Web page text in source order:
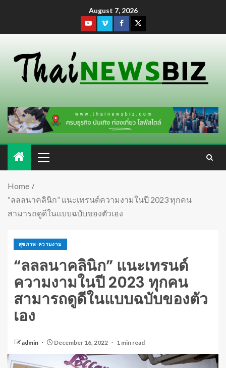
August 7, 2026
Home
“ลลลนาคลินิก” แนะเทรนด์ความงามในปี 2023 ทุกคน
สามารถดูดีในแบบฉบับของตัวเอง
สุขภาพ-ความงาม
“ลลลนาคลินิก” แนะเทรนด์
ความงามในปี 2023 ทุกคน
สามารถดูดีในแบบฉบับของตัว
เอง
admin December 16, 2022 1 min read